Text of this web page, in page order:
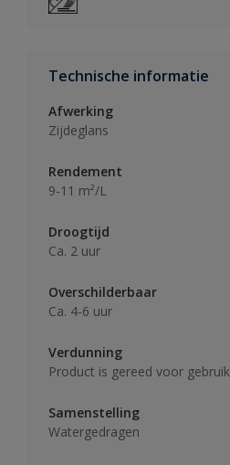
Technische informatie
Afwerking
Zijdeglans
Rendement
9-11 m²/L
Droogtijd
Ca. 2 uur
Overschilderbaar
Ca. 4-6 uur
Verdunning
Product is gereed voor gebruik
Samenstelling
Watergedragen